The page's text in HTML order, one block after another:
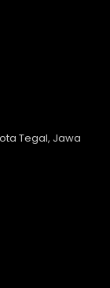
Tegal, Jawa